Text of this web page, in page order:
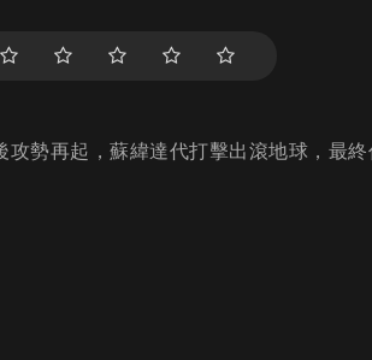
攻勢再起，蘇緯達代打擊出滾地球，最